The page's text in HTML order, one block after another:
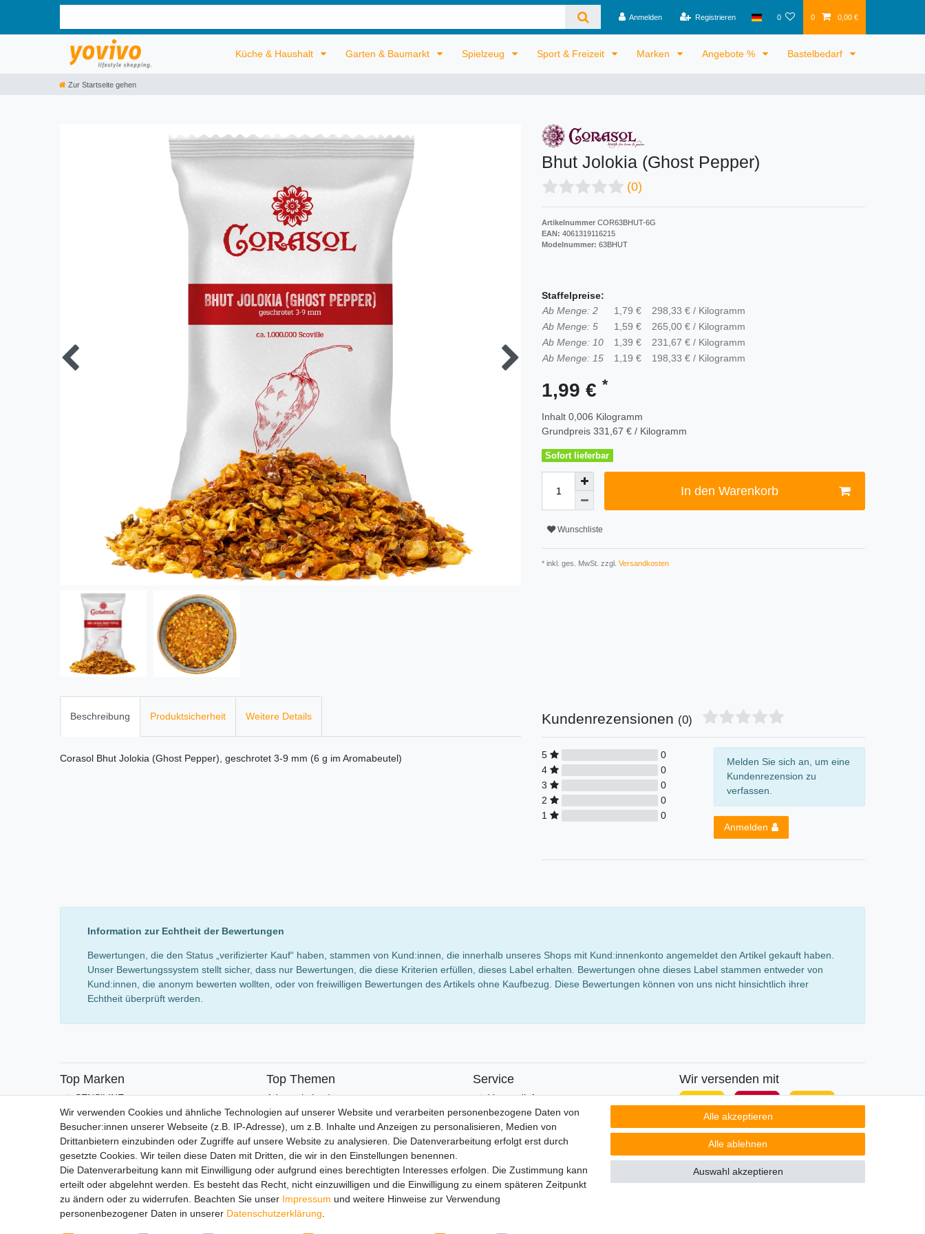
Anmelden Registrieren 0 0 0,00 €
Küche & Haushalt Garten & Baumarkt Spielzeug Sport & Freizeit Marken Angebote % Bastelbedarf
Zur Startseite gehen
Bhut Jolokia (Ghost Pepper)
(0)
Artikelnummer COR63BHUT-6G
EAN: 4061319116215
Modelnummer: 63BHUT
Staffelpreise:
Ab Menge: 2
1,79 €
298,33 € / Kilogramm
Ab Menge: 5
1,59 €
265,00 € / Kilogramm
Ab Menge: 10
1,39 €
231,67 € / Kilogramm
Ab Menge: 15
1,19 € 198,33 € / Kilogramm
1,99 € *
Inhalt 0,006 Kilogramm
Grundpreis 331,67 € / Kilogramm
Sofort lieferbar
In den Warenkorb
Wunschliste
* inkl. ges. MwSt. zzgl. Versandkosten
Beschreibung Produktsicherheit Weitere Details
Corasol Bhut Jolokia (Ghost Pepper), geschrotet 3-9 mm (6 g im Aromabeutel)
Kundenrezensionen (0)
5
0
4
0
3
0
2
0
1
0
Melden Sie sich an, um eine
Kundenrezension zu
verfassen.
Anmelden
Information zur Echtheit der Bewertungen
Bewertungen, die den Status „verifizierter Kauf“ haben, stammen von Kund:innen, die innerhalb unseres Shops mit Kund:innenkonto angemeldet den Artikel gekauft haben.
Unser Bewertungssystem stellt sicher, dass nur Bewertungen, die diese Kriterien erfüllen, dieses Label erhalten. Bewertungen ohne dieses Label stammen entweder von
Kund:innen, die anonym bewerten wollten, oder von freiwilligen Bewertungen des Artikels ohne Kaufbezug. Diese Bewertungen können von uns nicht hinsichtlich ihrer
Echtheit überprüft werden.
Top Marken
SENSiLINE
Top Themen
Adventskalender
Service
Versandinfos
FAQ
Ersatzteile
Registrieren
Wir versenden mit
Impressum Daten­schutz­erklärung AGB Barrierefreiheitserklärung Widerrufs­recht
Wir verwenden Cookies und ähnliche Technologien auf unserer Website und verarbeiten personenbezogene Daten von
Besucher:innen unserer Webseite (z.B. IP-Adresse), um z.B. Inhalte und Anzeigen zu personalisieren, Medien von
Drittanbietern einzubinden oder Zugriffe auf unsere Website zu analysieren. Die Datenverarbeitung erfolgt erst durch
gesetzte Cookies. Wir teilen diese Daten mit Dritten, die wir in den Einstellungen benennen.
Die Datenverarbeitung kann mit Einwilligung oder aufgrund eines berechtigten Interesses erfolgen. Die Zustimmung kann
erteilt oder abgelehnt werden. Es besteht das Recht, nicht einzuwilligen und die Einwilligung zu einem späteren Zeitpunkt
zu ändern oder zu widerrufen. Beachten Sie unser Impressum und weitere Hinweise zur Verwendung
personenbezogener Daten in unserer Daten­schutz­erklärung
Alle akzeptieren
Alle ablehnen
Auswahl akzeptieren